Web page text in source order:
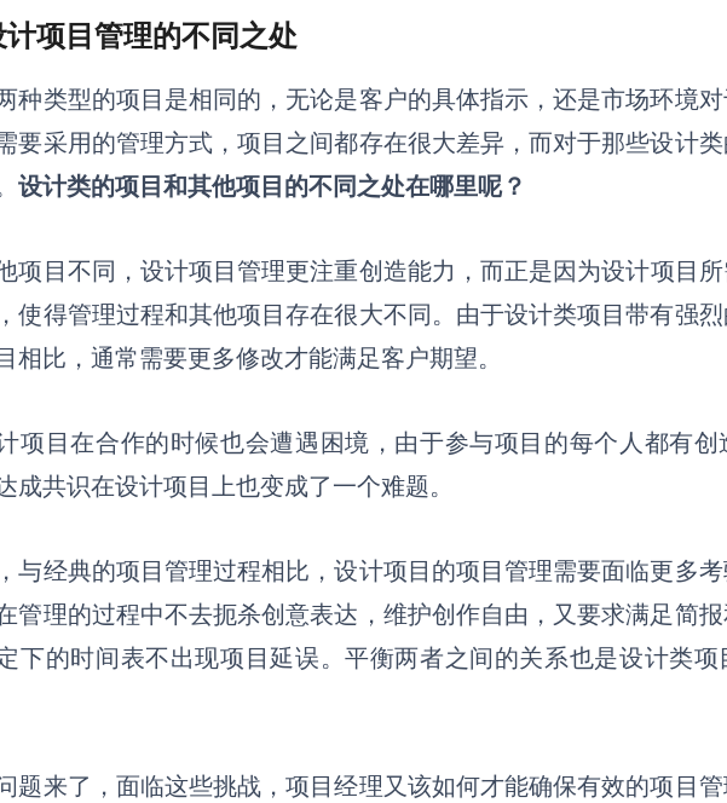
项目管理的不同之处
种类型的项目是相同的 ， 无论是客户的具体指示，还是市场环境
要采用的管理方式，项目之间都存在很大差异，而对于那些设计
设计类的项目和其他项目的不同之处在哪里呢？
项目不同，设计项目管理更注重创造能力 ， 而正是因为设计项目
使得管理过程和其他项目存在很大不同。由于设计类项目带有强
相比，通常需要更多修改才能满足客户期望。
项目在合作的时候也会遭遇困境 ， 由于参与项目的每个人都有创
成共识在设计项目上也变成了一个难题。
与经典的项目管理过程相比，设计项目的项目管理需要面临更多
管理的过程中不去扼杀创意表达，维护创作自由，又要求满足简
下的时间表不出现项目延误。平衡两者之间的关系也是设计类项
题来了，面临这些挑战，项目经理又该如何才能确保有效的项目